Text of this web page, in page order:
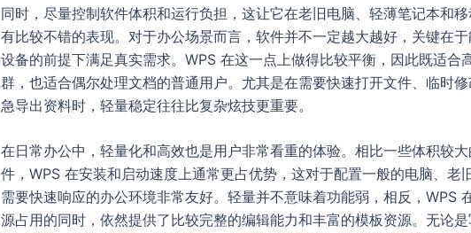
同时，尽量控制软件体积和运行负担，这让它在老旧电脑、轻薄笔记本和
有比较不错的表现。对于办公场景而言，软件并不一定越大越好，关键在
设备的前提下满足真实需求。WPS 在这一点上做得比较平衡，因此既适合
群，也适合偶尔处理文档的普通用户。尤其是在需要快速打开文件、临时
急导出资料时，轻量稳定往往比复杂炫技更重要。
在日常办公中，轻量化和高效也是用户非常看重的体验。相比一些体积较
件，WPS 在安装和启动速度上通常更占优势，这对于配置一般的电脑、老
需要快速响应的办公环境非常友好。轻量并不意味着功能弱，相反，WPS
源占用的同时，依然提供了比较完整的编辑能力和丰富的模板资源。无论